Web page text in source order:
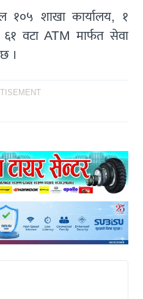
१०५ शाखा कार्यालय, १
वटा ATM मार्फत सेवा
।